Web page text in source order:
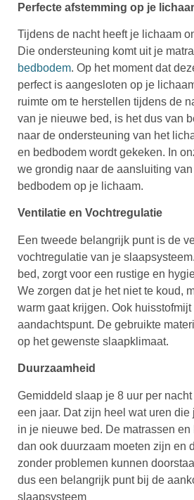
Perfecte afstemming op je
Tijdens de nacht heeft je lichaam
Die ondersteuning komt uit je
bedbodem. Op het moment dat
perfect is aangesloten op je
ruimte om te herstellen tijdens de
van je nieuwe bed, is het dus van
naar de ondersteuning van het
en bedbodem wordt gekeken. In
we grondig naar de aansluiting
bedbodem op je lichaam.
Ventilatie en Vochtregulatie
Een tweede belangrijk punt is de
vochtregulatie van je
bed, zorgt voor een rustige en
We zorgen dat je het niet te koud,
warm gaat krijgen. Ook huisstofmijt
aandachtspunt. De gebruikte
op het gewenste slaapklimaat.
Duurzaamheid
Gemiddeld slaap je 8 uur per
een jaar. Dat zijn heel wat uren die
in je nieuwe bed. De matrassen
dan ook duurzaam moeten zijn en
zonder problemen kunnen
dus een belangrijk punt bij de
slaapsysteem